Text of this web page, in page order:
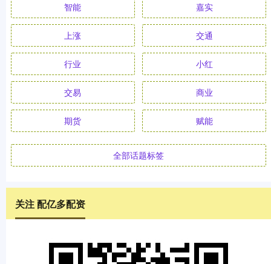
智能 嘉实
上涨 交通
行业 小红
交易 商业
期货 赋能
全部话题标签
关注 配亿多配资